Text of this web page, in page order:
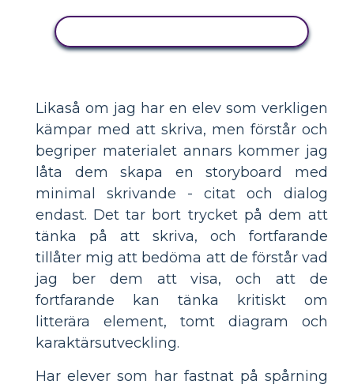
Likaså om jag har en elev som verkligen
kämpar med att skriva, men förstår och
begriper materialet annars kommer jag
låta dem skapa en storyboard med
minimal skrivande - citat och dialog
endast. Det tar bort trycket på dem att
tänka på att skriva, och fortfarande
tillåter mig att bedöma att de förstår vad
jag ber dem att visa, och att de
fortfarande kan tänka kritiskt om
litterära element, tomt diagram och
karaktärsutveckling.
Har elever som har fastnat på spårning